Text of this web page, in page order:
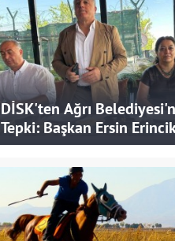
DİSK'ten Ağrı
Tepki: Başkan Ersin
İddialar